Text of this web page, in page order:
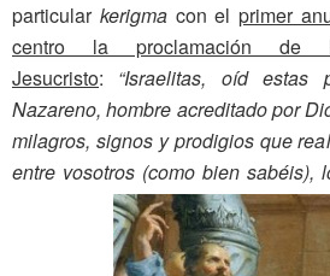
particular kerigma con el primer
centro la proclamación de
Jesucristo: “Israelitas, oíd
Nazareno, hombre acreditado por
milagros, signos y prodigios que
entre vosotros (como bien sabéis),